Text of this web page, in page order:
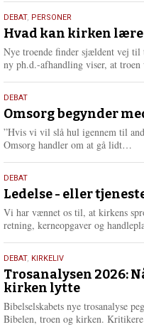
e
r
e
25.
juli
2026
DEBAT, PERSONER
Hvad kan kirken lære
Nye troende finder sjældent vej til
ny ph.d.-afhandling viser, at
9.
juli
2026
DEBAT
Omsorg begynder
”Hvis vi vil slå hul igennem til
Omsorg handler om at gå lidt…
e
r
e
10.
juni
2026
DEBAT
Ledelse - eller
Vi har vænnet os til, at kirkens
retning, kerneopgaver og
2.
juni
2026
DEBAT, KIRKELIV
Trosanalysen 2026:
kirken lytte
Bibelselskabets nye trosanalyse
Bibelen, troen og kirken.